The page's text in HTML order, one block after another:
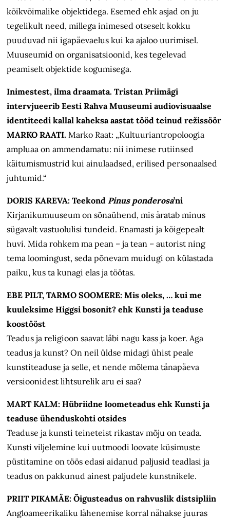
kõikvõimalike objektidega. Esemed ehk asjad on ju
tegelikult need, millega inimesed otseselt kokku
puuduvad nii igapäevaelus kui ka ajaloo uurimisel.
Muuseumid on organisatsioonid, kes tegelevad
peamiselt objektide kogumisega.
Inimestest, ilma draamata. Tristan Priimägi
intervjueerib Eesti Rahva Muuseumi audiovisuaalse
identiteedi kallal kaheksa aastat tööd teinud režissöör
MARKO RAATI. Marko Raat: „Kultuuriantropoloogia
ampluaa on ammendamatu: nii inimese rutiinsed
käitumismustrid kui ainulaadsed, erilised personaalsed
juhtumid.“
DORIS KAREVA: Teekond Pinus ponderosa’ni
Kirjanikumuuseum on sõnaühend, mis äratab minus
sügavalt vastuolulisi tundeid. Enamasti ja kõigepealt
huvi. Mida rohkem ma pean – ja tean – autorist ning
tema loomingust, seda põnevam muidugi on külastada
paiku, kus ta kunagi elas ja töötas.
EBE PILT, TARMO SOOMERE: Mis oleks, … kui me
kuuleksime Higgsi bosonit? ehk Kunsti ja teaduse
koostööst
Teadus ja religioon saavat läbi nagu kass ja koer. Aga
teadus ja kunst? On neil üldse midagi ühist peale
kunstiteaduse ja selle, et nende mõlema tänapäeva
versioonidest lihtsurelik aru ei saa?
MART KALM: Hübriidne loometeadus ehk Kunsti ja
teaduse ühenduskohti otsides
Teaduse ja kunsti teineteist rikastav mõju on teada.
Kunsti viljelemine kui uutmoodi loovate küsimuste
püstitamine on töös edasi aidanud paljusid teadlasi ja
teadus on pakkunud ainest paljudele kunstnikele.
PRIIT PIKAMÄE: Õigusteadus on rahvuslik distsipliin
Angloameerikaliku lähenemise korral nähakse juuras